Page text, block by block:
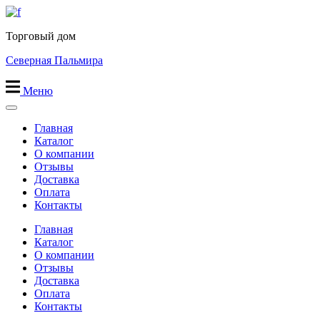
Перейти
содержимому
Торговый дом
Северная Пальмира
Меню
Главная
Каталог
О компании
Отзывы
Доставка
Оплата
Контакты
Главная
Каталог
О компании
Отзывы
Доставка
Оплата
Контакты